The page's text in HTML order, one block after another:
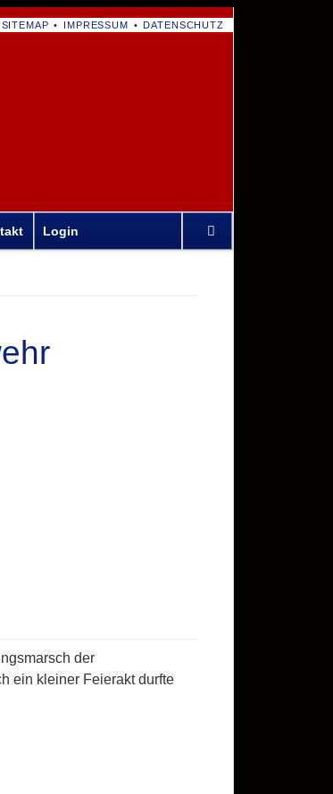
SITEMAP IMPRESSUM DATENSCHUTZ
überspringen
Login
der
ein kleiner Feierakt durfte